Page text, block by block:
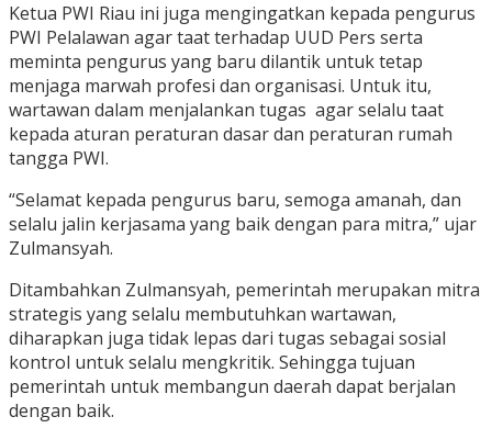
Ketua PWI Riau ini juga mengingatkan kepada pengurus
PWI Pelalawan agar taat terhadap UUD Pers serta
meminta pengurus yang baru dilantik untuk tetap
menjaga marwah profesi dan organisasi. Untuk itu,
wartawan dalam menjalankan tugas agar selalu taat
kepada aturan peraturan dasar dan peraturan rumah
tangga PWI.
“Selamat kepada pengurus baru, semoga amanah, dan
selalu jalin kerjasama yang baik dengan para mitra,” ujar
Zulmansyah.
Ditambahkan Zulmansyah, pemerintah merupakan mitra
strategis yang selalu membutuhkan wartawan,
diharapkan juga tidak lepas dari tugas sebagai sosial
kontrol untuk selalu mengkritik. Sehingga tujuan
pemerintah untuk membangun daerah dapat berjalan
dengan baik.